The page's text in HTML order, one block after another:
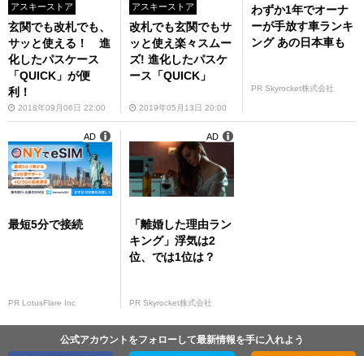
アスキーストア
玄関でも改札でも、
サッと使える！ 進
化したパスケース
「QUICK」が便
利！
2018年09月06日 22:00
アスキーストア
改札でも玄関でもサ
ッと使え楽々スムー
ズ! 進化したパスケ
ース「QUICK」
2019年05月13日 20:00
わずか1年でオーナ
ーが手放す車ランキ
ング あの日本車も
PR Skyrocket株式会社
最短5分で接続
PR LotusFlare Inc
AD
「離婚した理由ラン
キング」浮気は2
位、では1位は？
PR Skyrocket株式会社
AD
公式アカウントをフォローして最新情報を手に入れよう